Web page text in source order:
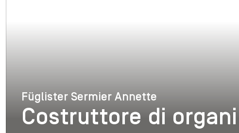
Füglister Sermier Annette
Füglister Sermier Annette
Costruttore di organi